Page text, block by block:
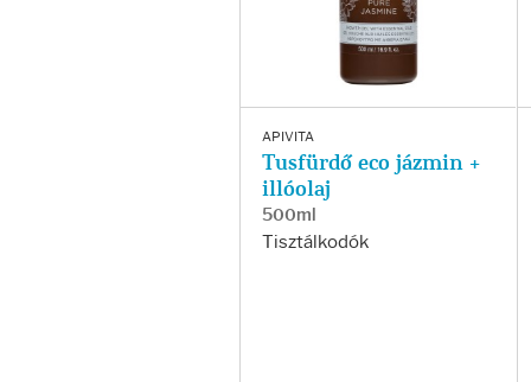
APIVITA
Tusfürdő eco jázmin +
illóolaj
500ml
Tisztálkodók